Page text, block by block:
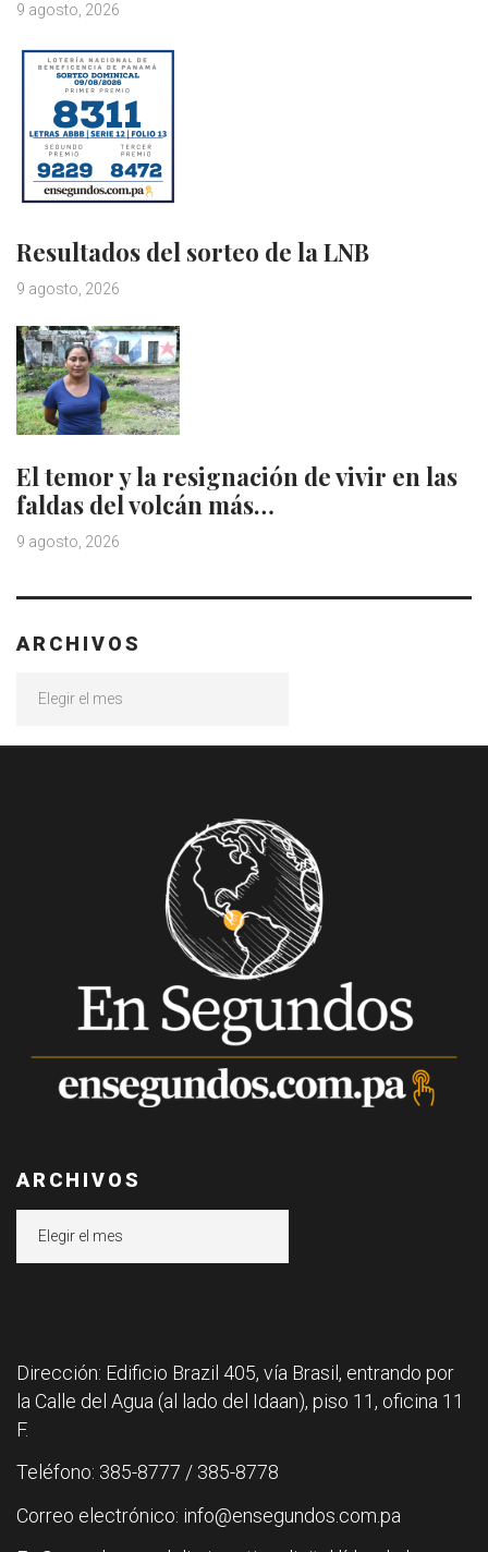
9 agosto, 2026
Resultados del sorteo de la LNB
9 agosto, 2026
El temor y la resignación de vivir en las
faldas del volcán más…
9 agosto, 2026
ARCHIVOS
ARCHIVOS
Dirección: Edificio Brazil 405, vía Brasil, entrando por
la Calle del Agua (al lado del Idaan), piso 11, oficina 11
F.
Teléfono: 385-8777 / 385-8778
Correo electrónico: info@ensegundos.com.pa